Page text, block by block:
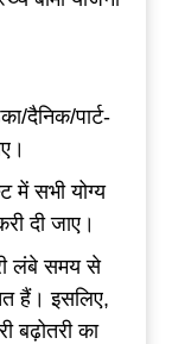
दैनिक/पार्ट-
में सभी योग्य
दी जाए।
लंबे समय से
हैं। इसलिए,
बढ़ोतरी का